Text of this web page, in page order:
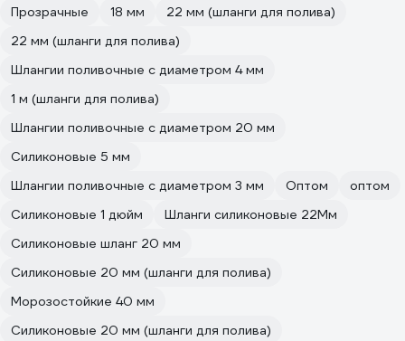
Прозрачные
18 мм
22 мм (шланги для полива)
22 мм (шланги для полива)
Шлангии поливочные с диаметром 4 мм
1 м (шланги для полива)
Шлангии поливочные с диаметром 20 мм
Силиконовые 5 мм
Шлангии поливочные с диаметром 3 мм
Оптом
оптом
Силиконовые 1 дюйм
Шланги силиконовые 22Мм
Силиконовые шланг 20 мм
Силиконовые 20 мм (шланги для полива)
Морозостойкие 40 мм
Силиконовые 20 мм (шланги для полива)